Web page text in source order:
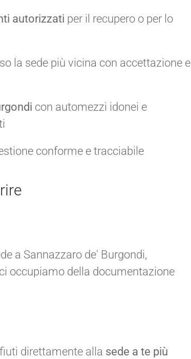
autorizzati per il recupero o per lo
la sede più vicina con accettazione e
con automezzi idonei e
conforme e tracciabile
a Sannazzaro de' Burgondi,
occupiamo della documentazione
direttamente alla sede a te più